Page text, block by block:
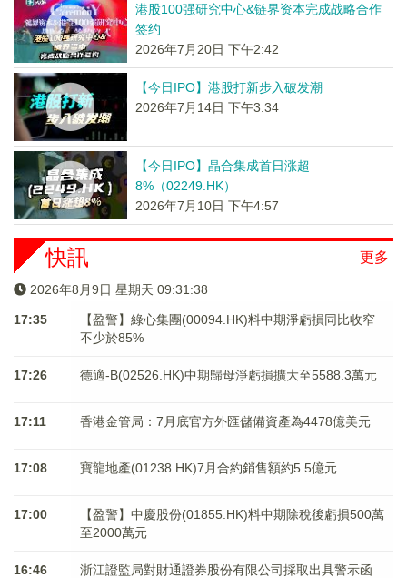
港股100强研究中心&链界资本完成战略合作
签约
2026年7月20日 下午2:42
【今日IPO】港股打新步入破发潮
2026年7月14日 下午3:34
【今日IPO】晶合集成首日涨超
8%（02249.HK）
2026年7月10日 下午4:57
更多
快訊
2026年8月9日 星期天 09:31:39
17:35
【盈警】綠心集團(00094.HK)料中期淨虧損同比收窄
不少於85%
17:26 德適-B(02526.HK)中期歸母淨虧損擴大至5588.3萬元
17:11 香港金管局：7月底官方外匯儲備資產為4478億美元
17:08 寶龍地產(01238.HK)7月合約銷售額約5.5億元
17:00
【盈警】中慶股份(01855.HK)料中期除稅後虧損500萬
至2000萬元
16:46
浙江證監局對財通證券股份有限公司採取出具警示函